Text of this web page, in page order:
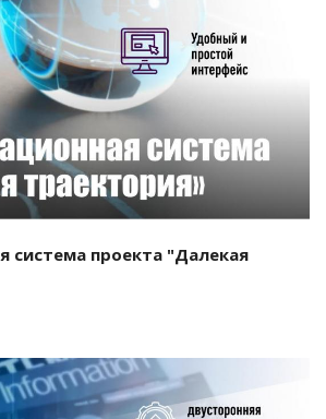
Смотреть проект
система проекта "Далекая